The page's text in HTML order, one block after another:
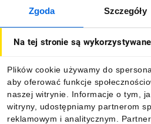
Zgoda Szczegóły
Na tej stronie są
Plików cookie używamy do
aby oferować funkcje
naszej witrynie. Informacje o tym,
witryny, udostępniamy partnerom
reklamowym i analitycznym.
O firmie
Informacje